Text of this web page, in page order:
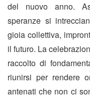
del nuovo anno.
speranze si
gioia collettiva,
il futuro. La
raccolto di
riunirsi per rendere
antenati che non ci